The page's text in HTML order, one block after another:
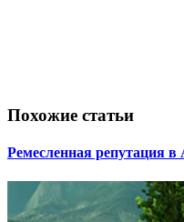
Похожие статьи
Ремесленная репутация в